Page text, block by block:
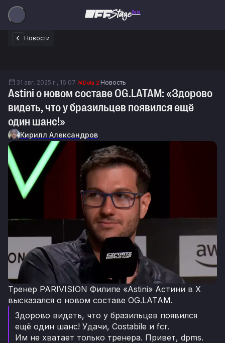
Beta
Новости
31 авг. 2025 г., 16:07 Dota 2 Новость
Astini о новом составе OG.LATAM: «Здорово
видеть, что у бразильцев появился ещё
один шанс!»
Кирилл Александров
Тренер PARIVISION Филипе «Astini» Астини в X
высказался о новом составе OG.LATAM.
Здорово видеть, что у бразильцев появился
ещё один шанс! Удачи, Costabile и fcr.
Им не хватает только тренера. Привет, dpms.